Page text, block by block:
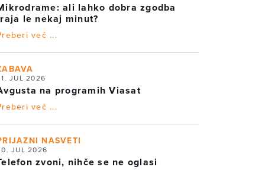
ali lahko dobra zgodba
le nekaj minut?
več ...
JUL 2026
na programih Viasat
več ...
NASVETI
JUL 2026
zvoni, nihče se ne oglasi